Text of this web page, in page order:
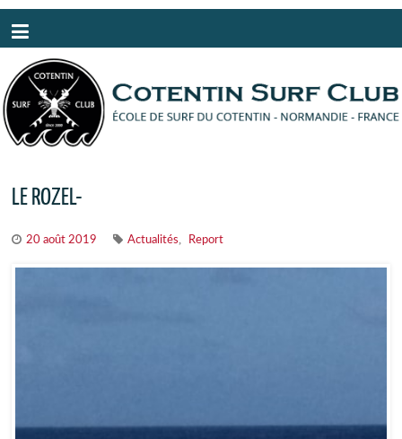
LE ROZEL-
20 août 2019 Actualités Report
Panneau de gestion des cookies